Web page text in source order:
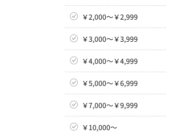
￥2,000～￥2,999
￥3,000～￥3,999
￥4,000～￥4,999
￥5,000～￥6,999
￥7,000～￥9,999
￥10,000～